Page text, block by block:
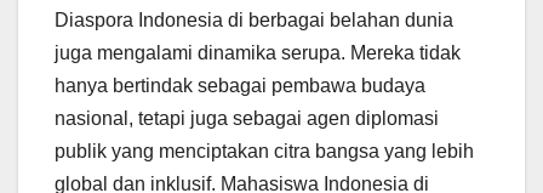
Diaspora Indonesia di berbagai belahan dunia
juga mengalami dinamika serupa. Mereka tidak
hanya bertindak sebagai pembawa budaya
nasional, tetapi juga sebagai agen diplomasi
publik yang menciptakan citra bangsa yang lebih
global dan inklusif. Mahasiswa Indonesia di